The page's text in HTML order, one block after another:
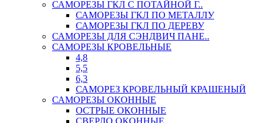
САМОРЕЗЫ ГКЛ С ПОТАЙНОЙ Г..
САМОРЕЗЫ ГКЛ ПО МЕТАЛЛУ
САМОРЕЗЫ ГКЛ ПО ДЕРЕВУ
САМОРЕЗЫ ДЛЯ СЭНДВИЧ ПАНЕ..
САМОРЕЗЫ КРОВЕЛЬНЫЕ
4,8
5,5
6,3
САМОРЕЗ КРОВЕЛЬНЫЙ КРАШЕНЫЙ
САМОРЕЗЫ ОКОННЫЕ
ОСТРЫЕ ОКОННЫЕ
СВЕРЛО ОКОННЫЕ